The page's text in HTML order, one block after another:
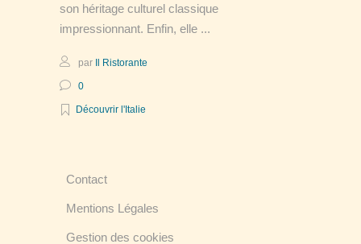
son héritage culturel classique
impressionnant. Enfin, elle
par Il Ristorante
0
Découvrir l'Italie
Contact
Mentions Légales
Gestion des cookies